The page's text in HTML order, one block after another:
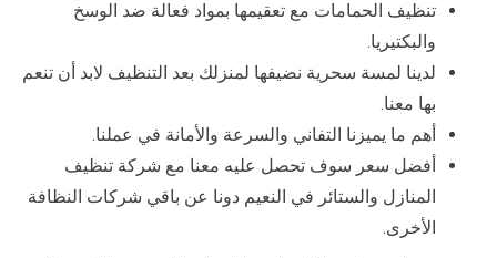
تنظيف الحمامات مع تعقيمها بمواد فعالة ضد الوسخ
والبكتيريا.
لدينا لمسة سحرية نضيفها لمنزلك بعد التنظيف لابد أن تنعم
بها معنا.
أهم ما يميزنا التفاني والسرعة والأمانة في عملنا.
أفضل سعر سوف تحصل عليه معنا مع شركة تنظيف
المنازل والستائر في النعيم دونا عن باقي شركات النظافة
الأخرى.